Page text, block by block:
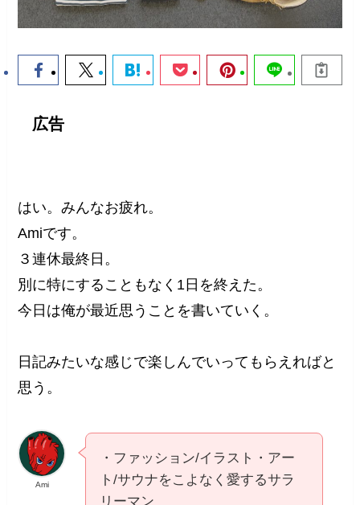
広告
はい。みんなお疲れ。
Amiです。
３連休最終日。
別に特にすることもなく1日を終えた。
今日は俺が最近思うことを書いていく。
日記みたいな感じで楽しんでいってもらえればと
思う。
Ami
・ファッション/イラスト・アー
ト/サウナをこよなく愛するサラ
リーマン